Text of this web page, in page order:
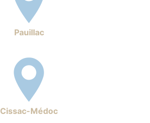
Pauillac
Cissac-Médoc